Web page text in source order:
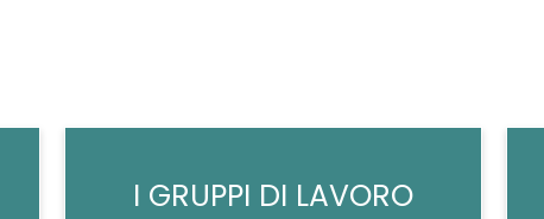
I GRUPPI DI LAVORO